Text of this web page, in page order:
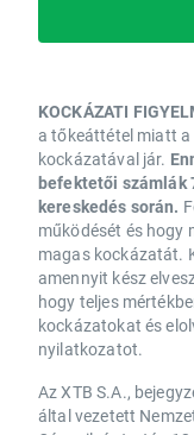
KOCKÁZATI
a tőkeáttétel miatt a
kockázatával jár.
befektetői számlák
kereskedés során.
működését és hogy
magas kockázatát.
amennyit kész
hogy teljes
kockázatokat és
nyilatkozatot.
Az XTB S.A.,
által vezetett